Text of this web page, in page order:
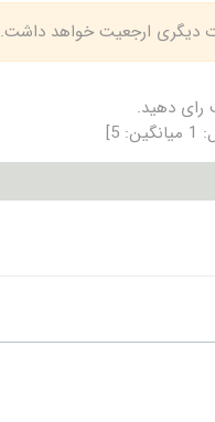
دیگری ارجعیت خواهد داشت.
رای دهید.
1 میانگین: 5
]